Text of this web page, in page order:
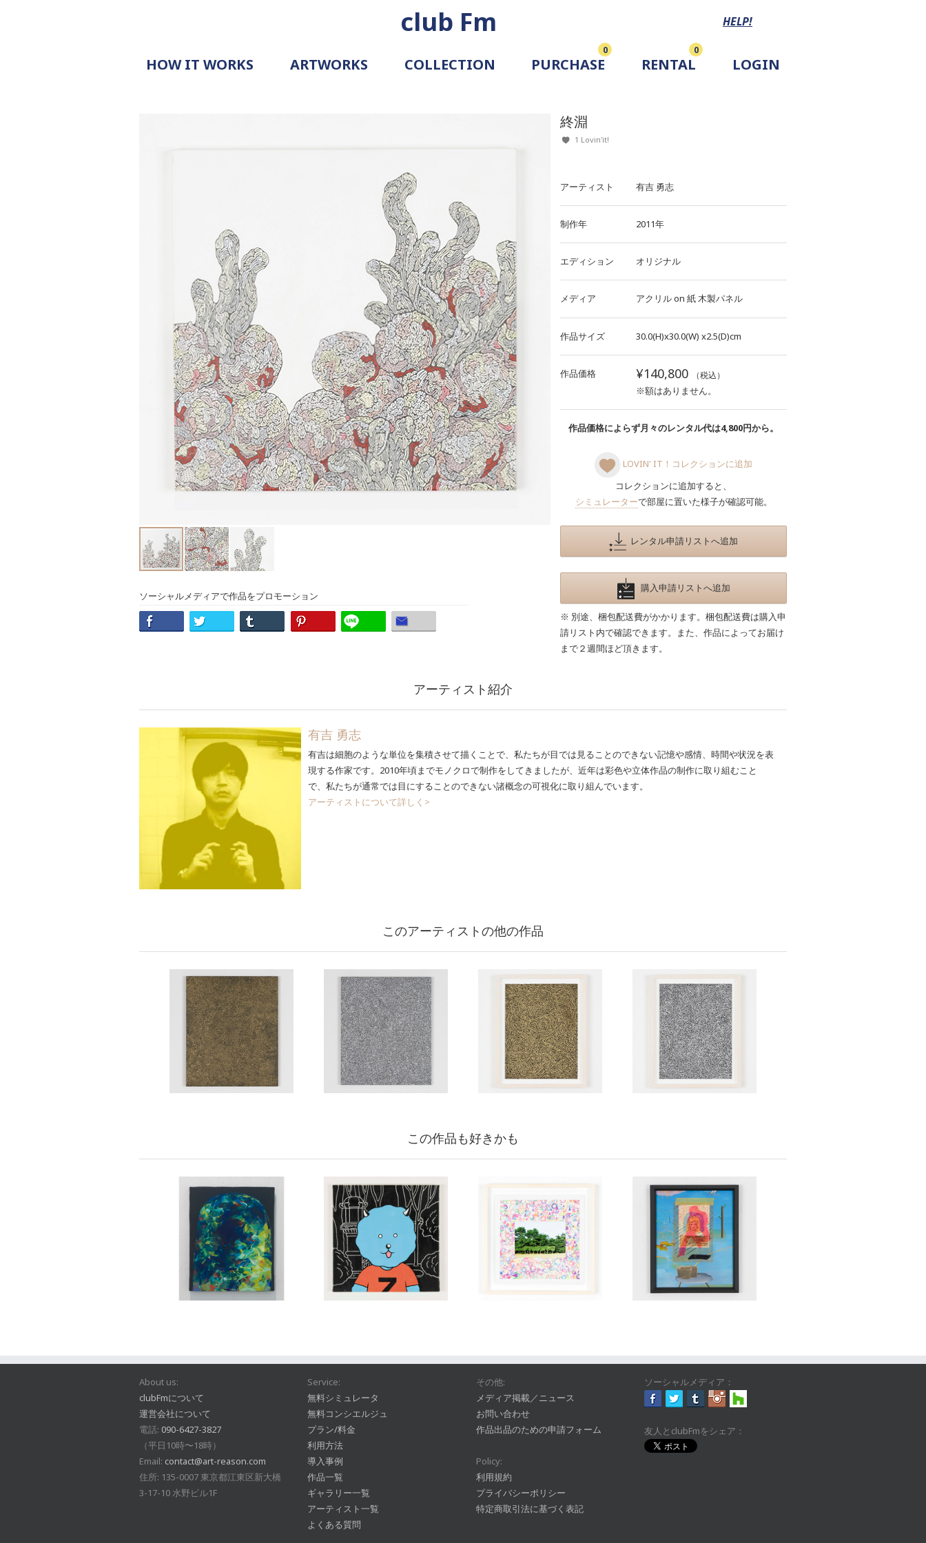
club Fm HELP!
HOW IT WORKS
ARTWORKS
COLLECTION
PURCHASE
0
RENTAL
0
LOGIN
ソーシャルメディアで作品をプロモーション
終淵
1 Lovin'it!
アーティスト 有吉 勇志
制作年 2011年
エディション オリジナル
メディア アクリルon 紙木製パネル
作品サイズ 30.0(H)x30.0(W) x2.5(D)cm
作品価格 ¥140,800 （税込）
※額はありません。
作品価格によらず月々のレンタル代は4,800円から。
LOVIN' IT！コレクションに追加
コレクションに追加すると、
シミュレーターで部屋に置いた様子が確認可能。
レンタル申請リストへ追加
購入申請リストへ追加
※ 別途、梱包配送費がかかります。梱包配送費は購入申
請リスト内で確認できます。また、作品によってお届け
まで２週間ほど頂きます。
アーティスト紹介
有吉 勇志
有吉は細胞のような単位を集積させて描くことで、私たちが目では見ることのできない記憶や感情、時間や状況を表
現する作家です。2010年頃までモノクロで制作をしてきましたが、近年は彩色や立体作品の制作に取り組むこと
で、私たちが通常では目にすることのできない諸概念の可視化に取り組んでいます。
アーティストについて詳しく>
このアーティストの他の作品
この作品も好きかも
About us:
clubFmについて
運営会社について
電話: 090-6427-3827
（平日10時〜18時）
Email: contact@art-reason.com
住所: 135-0007 東京都江東区新大橋
3-17-10 水野ビル1F
Service:
無料シミュレータ
無料コンシエルジュ
プラン/料金
利用方法
導入事例
作品一覧
ギャラリー一覧
アーティスト一覧
よくある質問
その他:
メディア掲載／ニュース
お問い合わせ
作品出品のための申請フォーム
Policy:
利用規約
プライバシーポリシー
特定商取引法に基づく表記
ソーシャルメディア：
友人とclubFmをシェア：